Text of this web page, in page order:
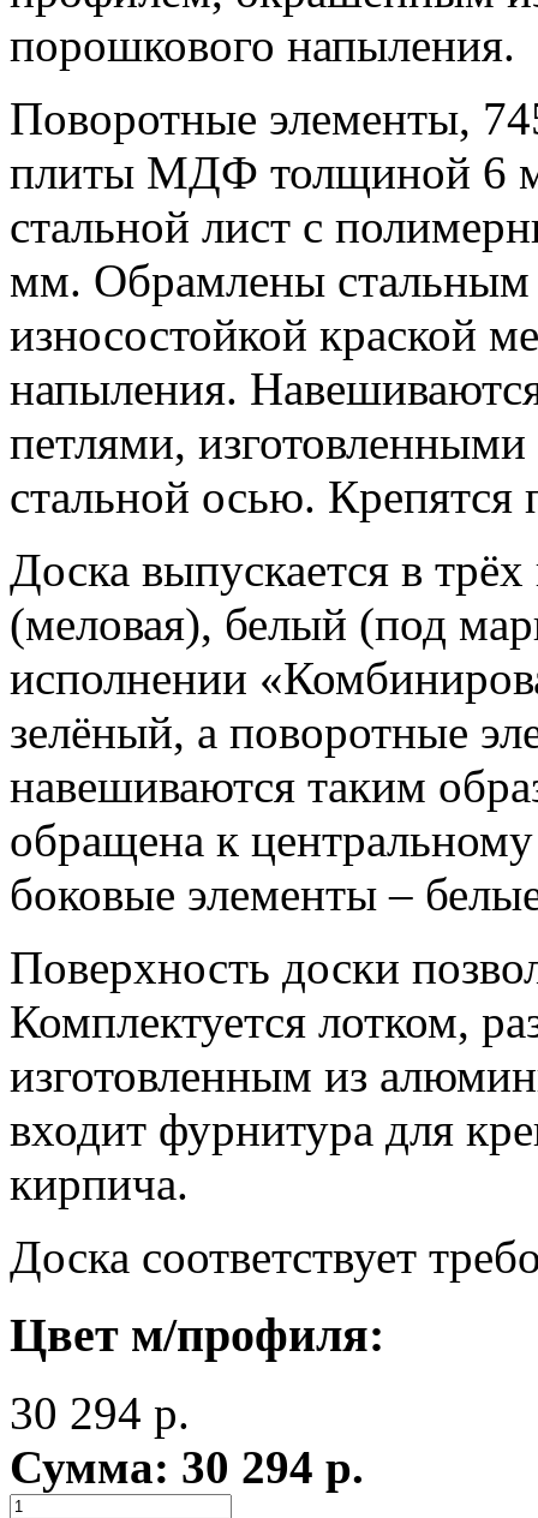
порошкового напыления.
Поворотные элементы,
плиты МДФ толщиной 6
стальной лист с
мм. Обрамлены
износостойкой краской
напыления.
петлями,
стальной осью.
Доска выпускается в
(меловая), белый (под
исполнении
зелёный, а поворотные
навешиваются таким
обращена к
боковые элементы –
Поверхность доски
Комплектуется лотком,
изготовленным из
входит фурнитура для
кирпича.
Доска соответствует
Цвет м/профиля:
30 294 р.
Сумма: 30 294 р.